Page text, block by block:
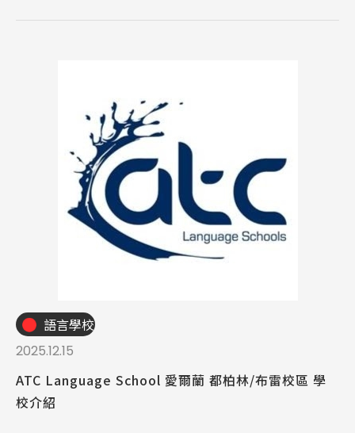
Latest News
語言學校
2025.12.15
ATC Language School 愛爾蘭 都柏林/布雷校區 學
校介紹